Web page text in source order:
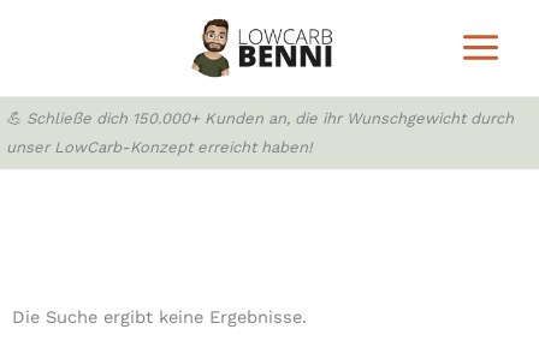
💪 Schließe dich 150.000+ Kunden an, die ihr Wunschgewicht durch
unser LowCarb-Konzept erreicht haben!
Die Suche ergibt keine Ergebnisse.